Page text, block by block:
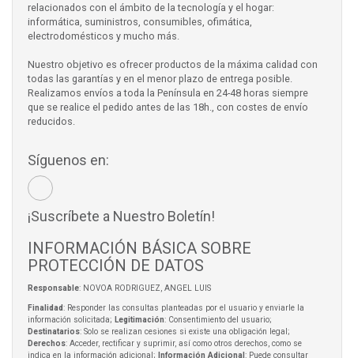
relacionados con el ámbito de la tecnología y el hogar:
informática, suministros, consumibles, ofimática,
electrodomésticos y mucho más.
Nuestro objetivo es ofrecer productos de la máxima calidad con
todas las garantías y en el menor plazo de entrega posible.
Realizamos envíos a toda la Península en 24-48 horas siempre
que se realice el pedido antes de las 18h., con costes de envío
reducidos.
Síguenos en:
¡Suscríbete a Nuestro Boletín!
INFORMACIÓN BÁSICA SOBRE
PROTECCIÓN DE DATOS
Responsable: NOVOA RODRIGUEZ, ANGEL LUIS
Finalidad: Responder las consultas planteadas por el usuario y enviarle la
información solicitada; Legitimación: Consentimiento del usuario;
Destinatarios: Solo se realizan cesiones si existe una obligación legal;
Derechos: Acceder, rectificar y suprimir, así como otros derechos, como se
indica en la información adicional;
Información Adicional : Puede consultar